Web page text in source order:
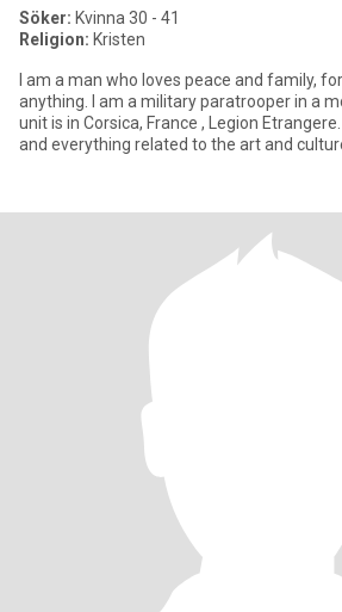
Söker: Kvinna 30 - 41
Religion: Kristen
I am a man who loves peace and family,
anything. I am a military paratrooper in a
unit is in Corsica, France , Legion
and everything related to the art and